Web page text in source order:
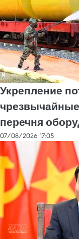
Укрепление
чрезвычайные
перечня
07/08/2026 17:05